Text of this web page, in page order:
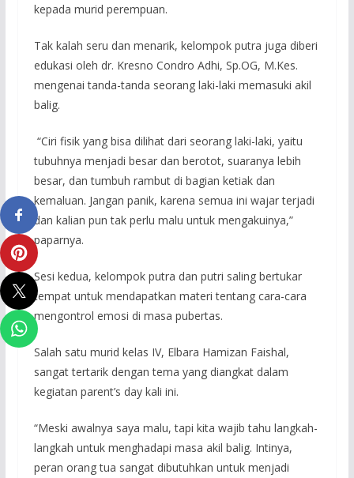
kepada murid perempuan.
Tak kalah seru dan menarik, kelompok putra juga diberi
edukasi oleh dr. Kresno Condro Adhi, Sp.OG, M.Kes.
mengenai tanda-tanda seorang laki-laki memasuki akil
balig.
“Ciri fisik yang bisa dilihat dari seorang laki-laki, yaitu
tubuhnya menjadi besar dan berotot, suaranya lebih
besar, dan tumbuh rambut di bagian ketiak dan
kemaluan. Jangan panik, karena semua ini wajar terjadi
dan kalian pun tak perlu malu untuk mengakuinya,”
paparnya.
Sesi kedua, kelompok putra dan putri saling bertukar
tempat untuk mendapatkan materi tentang cara-cara
mengontrol emosi di masa pubertas.
Salah satu murid kelas IV, Elbara Hamizan Faishal,
sangat tertarik dengan tema yang diangkat dalam
kegiatan parent’s day kali ini.
“Meski awalnya saya malu, tapi kita wajib tahu langkah-
langkah untuk menghadapi masa akil balig. Intinya,
peran orang tua sangat dibutuhkan untuk menjadi